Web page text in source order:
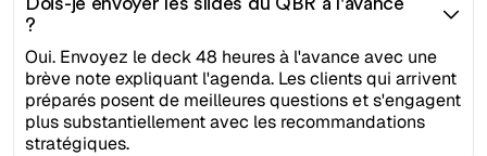
?
Oui. Envoyez le deck 48 heures à l'avance avec une
brève note expliquant l'agenda. Les clients qui arrivent
préparés posent de meilleures questions et s'engagent
plus substantiellement avec les recommandations
stratégiques.